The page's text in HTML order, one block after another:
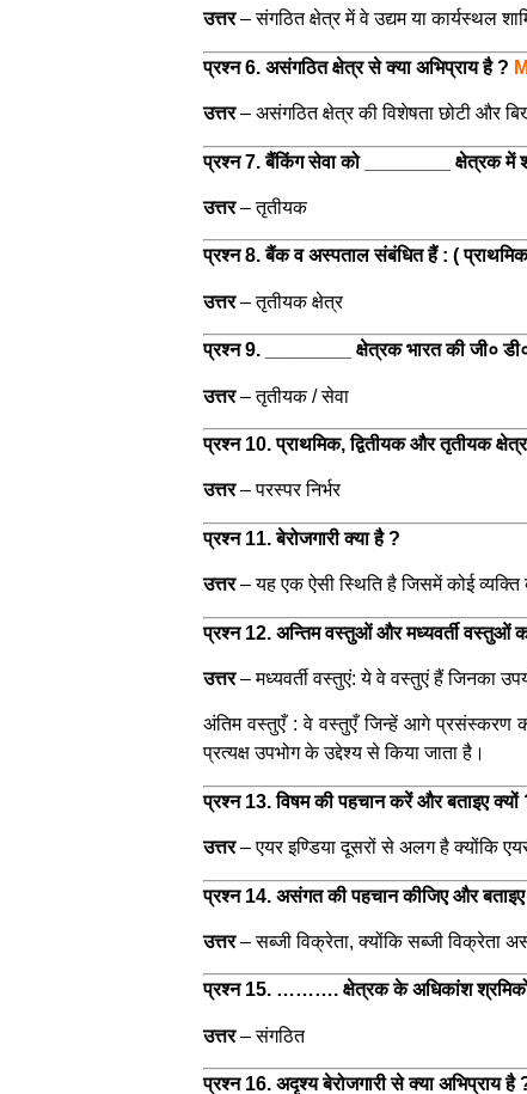
उत्तर– संगठित क्षेत्र में वे उद्यम या कार्यस्थल
प्रश्न 6. असंगठित क्षेत्र से क्या अभिप्राय है ?
उत्तर– असंगठित क्षेत्र की विशेषता छोटी और
प्रश्न 7. बैंकिंग सेवा को ________ क्षेत्रक में
उत्तर–तृतीयक
प्रश्न 8. बैंक व अस्पताल संबंधित हैं : ( प्राथमिक
उत्तर–तृतीयक क्षेत्र
प्रश्न 9. ________ क्षेत्रक भारत की जी०
उत्तर–तृतीयक / सेवा
प्रश्न 10. प्राथमिक, द्वितीयक और तृतीयक
उत्तर– परस्पर निर्भर
प्रश्न 11. बेरोजगारी क्या है ?
उत्तर–यह एक ऐसी स्थिति है जिसमें कोई
प्रश्न 12. अन्तिम वस्तुओं और मध्यवर्ती वस्तुओं
उत्तर–मध्यवर्ती वस्तुएं: ये वे वस्तुएं हैं जिनका
अंतिम वस्तुएँ : वे वस्तुएँ जिन्हें आगे प्रसंस्करण
प्रत्यक्ष उपभोग के उद्देश्य से किया जाता है।
प्रश्न 13. विषम की पहचान करें और बताइए
उत्तर–एयर इण्डिया दूसरों से अलग है क्योंकि
प्रश्न 14. असंगत की पहचान कीजिए और बताइए
उत्तर–सब्जी विक्रेता,क्योंकि सब्जी विक्रेता
प्रश्न 15. ………. क्षेत्रक के अधिकांश श्रमिकों
उत्तर–संगठित
प्रश्न 16. अदृश्य बेरोजगारी से क्या अभिप्राय है